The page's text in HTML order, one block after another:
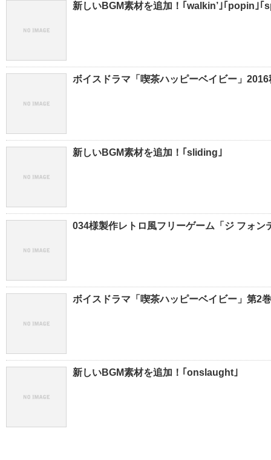
新しいBGM素材を追加！｢walkin’｣｢popin｣｢
ボイスドラマ「喫茶ハッピーベイビー」
新しいBGM素材を追加！｢sliding｣
034様製作レトロ風フリーゲーム「ジ フォ
ボイスドラマ「喫茶ハッピーベイビー」第2
新しいBGM素材を追加！｢onslaught｣